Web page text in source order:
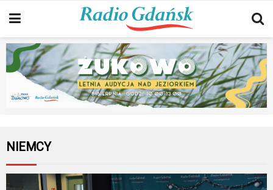
NIEMCY